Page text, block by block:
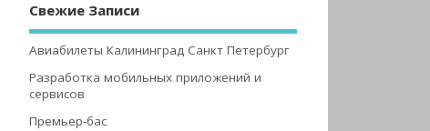
Свежие Записи
Авиабилеты Калининград Санкт Петербург
Разработка мобильных приложений и
сервисов
Премьер-бас